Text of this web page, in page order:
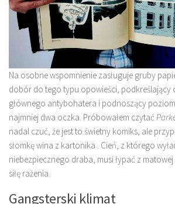
Na osobne wspomnienie zasługuje gruby
dobór do tego typu opowieści, podkreślający
głównego antybohatera i podnoszący
najmniej dwa oczka. Próbowałem czytać
nadal czuć, że jest to świetny komiks, ale
słomkę wina z kartonika . Cień, z którego
niebezpiecznego draba, musi łypać z
siłę rażenia.
Gangsterski klimat